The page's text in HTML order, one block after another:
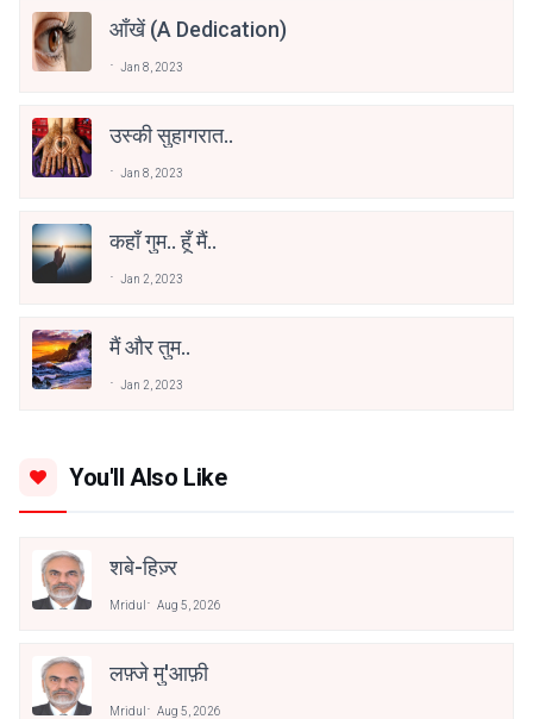
आँखें (a Dedication)
Jan 8, 2023
उस्की सुहागरात..
Jan 8, 2023
कहाँ गुम.. हूँ मैं..
Jan 2, 2023
मैं और तुम..
Jan 2, 2023
You'll Also Like
शबे-हिज़्र
Mridul Aug 5, 2026
लफ़्जे मु'आफ़ी
Mridul Aug 5, 2026